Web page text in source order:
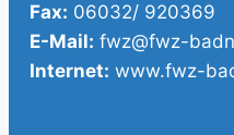
Fax: 06032/ 920369
E-Mail: fwz@fwz-
Internet: www.fwz-